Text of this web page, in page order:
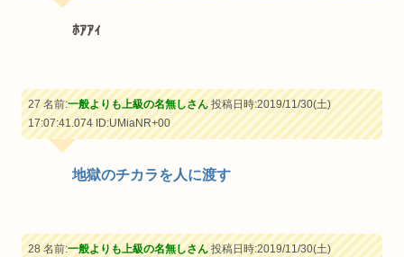
ﾎｱｱｨ
27 名前:一般よりも上級の名無しさん投稿日時:2019/11/30(土)
17:07:41.074ID:UMiaNR+00
地獄のチカラを人に渡す
28 名前:一般よりも上級の名無しさん投稿日時:2019/11/30(土)